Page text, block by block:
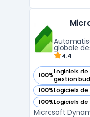
des céréales,
clés ...
globale
4.4
100%Logiciels
gestion
— voir Microsoft
100%Logiciels
— voir Microsoft
100%Logiciels
— voir Microsoft
Microsoft